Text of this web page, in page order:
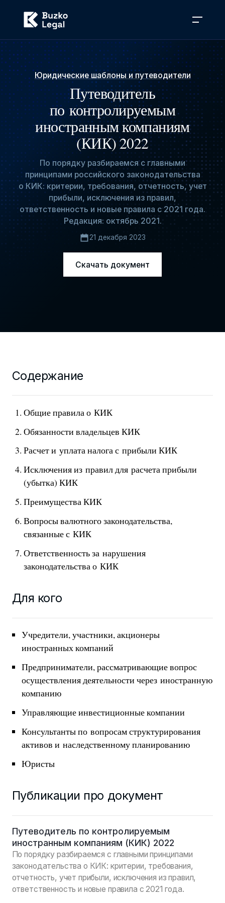
Юридические шаблоны и путеводители
Путеводитель
по контролируемым
иностранным компаниям
(КИК) 2022
По порядку разбираемся с главными
принципами российского законодательства
о КИК: критерии, требования, отчетность, учет
прибыли, исключения из правил,
ответственность и новые правила с 2021 года.
Редакция: октябрь 2021.
21 декабря 2023
Скачать документ
Содержание
Общие правила о КИК
Обязанности владельцев КИК
Расчет и уплата налога с прибыли КИК
Исключения из правил для расчета прибыли
(убытка) КИК
Преимущества КИК
Вопросы валютного законодательства,
связанные с КИК
Ответственность за нарушения
законодательства о КИК
Для кого
Учредители, участники, акционеры
иностранных компаний
Предприниматели, рассматривающие вопрос
осуществления деятельности через иностранную
компанию
Управляющие инвестиционные компании
Консультанты по вопросам структурирования
активов и наследственному планированию
Юристы
Публикации про документ
Путеводитель по контролируемым
иностранным компаниям (КИК) 2022
По порядку разбираемся с главными принципами
законодательства о КИК: критерии, требования,
отчетность, учет прибыли, исключения из правил,
ответственность и новые правила с 2021 года.